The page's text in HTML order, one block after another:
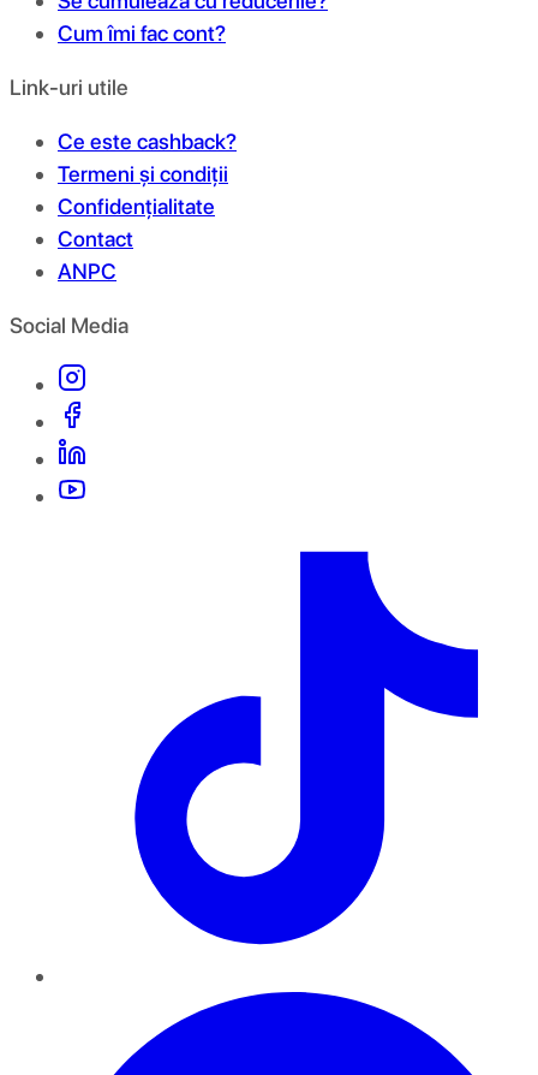
Cum îmi fac cont?
Link-uri utile
Ce este cashback?
Termeni și condiții
Confidențialitate
Contact
ANPC
Social Media